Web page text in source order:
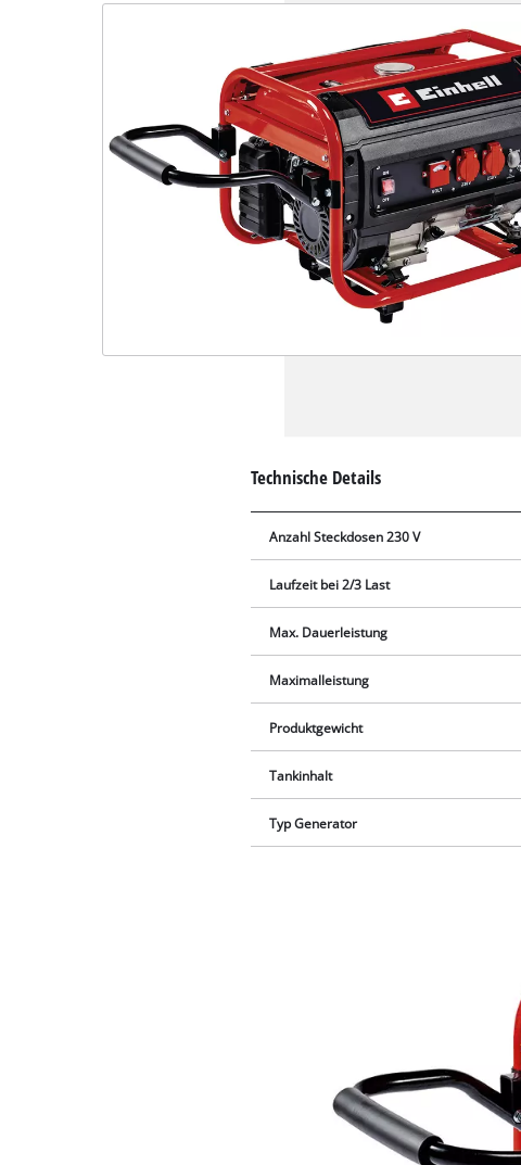
Technische Details
Anzahl Steckdosen 230 V
Laufzeit bei 2/3 Last
Max. Dauerleistung
Maximalleistung
Produktgewicht
Tankinhalt
Typ Generator